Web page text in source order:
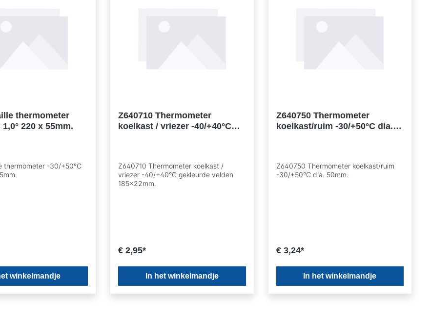
thermometer
1,0° 220 x 55mm.
thermometer -30/+50°C
winkelmandje
Z640710 Thermometer
koelkast / vriezer -40/+40°C
Z640710 Thermometer koelkast /
vriezer -40/+40°C gekleurde velden
185x22mm.
€ 2,95*
In het winkelmandje
Z640750 Thermometer
koelkast/ruim -30/+50°C dia.
Z640750 Thermometer koelkast/ruim
-30/+50°C dia. 50mm.
€ 3,24*
In het winkelmandje